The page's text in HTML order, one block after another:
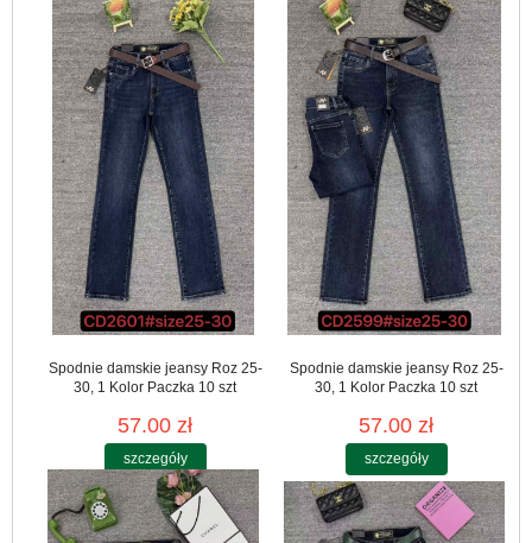
Spodnie damskie jeansy Roz 25-
30, 1 Kolor Paczka 10 szt
57.00 zł
szczegóły
Spodnie damskie jeansy Roz 25-
30, 1 Kolor Paczka 10 szt
57.00 zł
szczegóły